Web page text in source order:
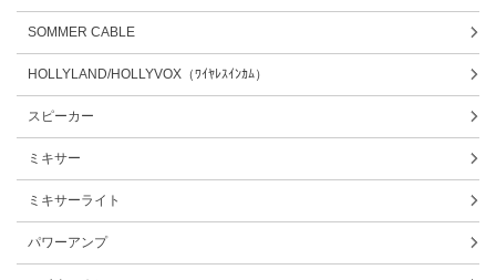
SOMMER CABLE
HOLLYLAND/HOLLYVOX（ﾜｲﾔﾚｽｲﾝｶﾑ）
スピーカー
ミキサー
ミキサーライト
パワーアンプ